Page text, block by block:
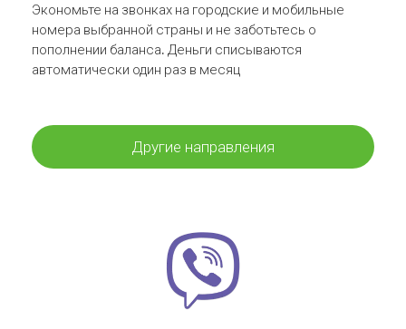
Экономьте на звонках на городские и мобильные
номера выбранной страны и не заботьтесь о
пополнении баланса. Деньги списываются
автоматически один раз в месяц
Другие направления